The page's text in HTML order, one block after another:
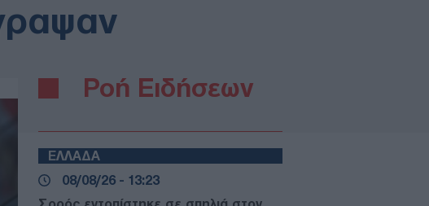
Ροή Ειδήσεων
ΕΛΛΑΔΑ
08/08/26 - 13:23